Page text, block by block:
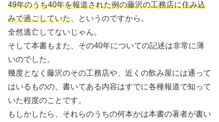
49年のうち40年を報道された例の藤沢の工務店に住み込
みで過ごしていた 、というのですから。
全然逃亡してないじゃん。
そして本書もまた、その40年についての記述は非常に薄
いのでした。
幾度となく藤沢のその工務店や、近くの飲み屋には通って
はいるものの、書いてある内容はすでに各種報道で知って
いた程度のことです。
もしかしたら、それらのうちの何本かは本書の著者が書い